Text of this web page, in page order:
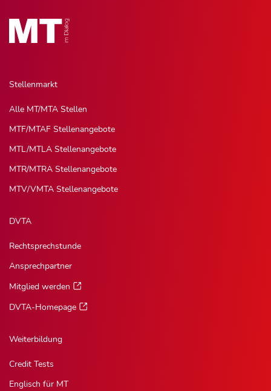
Stellenmarkt
Alle MT/MTA Stellen
MTF/MTAF Stellenangebote
MTL/MTLA Stellenangebote
MTR/MTRA Stellenangebote
MTV/VMTA Stellenangebote
DVTA
Rechtsprechstunde
Ansprechpartner
Mitglied werden
DVTA-Homepage
Weiterbildung
Credit Tests
Englisch für MT